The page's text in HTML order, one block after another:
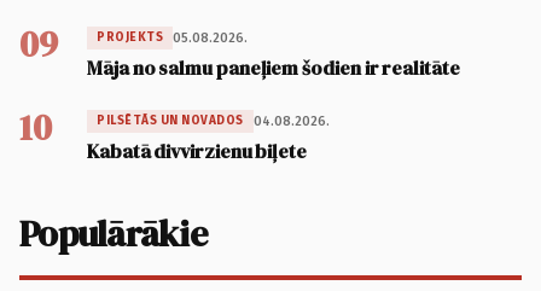
09 PROJEKTS 05.08.2026.
Māja no salmu paneļiem šodien ir realitāte
10 PILSĒTĀS UN NOVADOS 04.08.2026.
Kabatā divvirzienu biļete
Populārākie